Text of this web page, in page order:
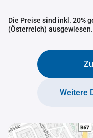
Die Preise sind inkl. 20%
(Österreich) ausgewiesen.
Weitere